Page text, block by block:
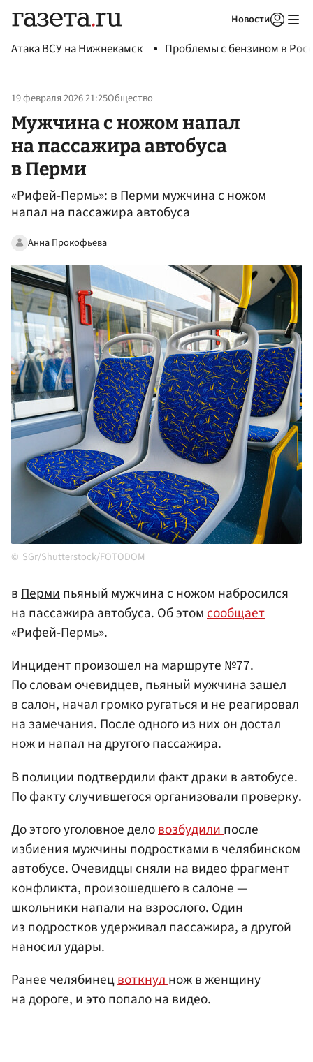
Новости
Атака ВСУ на Нижнекамск Проблемы с бензином в
19 февраля 2026 21:25Общество
Мужчина с ножом напал
на пассажира автобуса
в Перми
«Рифей-Пермь»: в Перми мужчина с ножом
напал на пассажира автобуса
Анна Прокофьева
SGr/Shutterstock/FOTODOM
вПермипьяный мужчина с ножом набросился
на пассажира автобуса. Об этомсообщает
«Рифей-Пермь».
Инцидент произошел на маршруте №77.
По словам очевидцев, пьяный мужчина зашел
в салон, начал громко ругаться и не реагировал
на замечания. После одного из них он достал
нож и напал на другого пассажира.
В полиции подтвердили факт драки в автобусе.
По факту случившегося организовали проверку.
До этого уголовное деловозбудилипосле
избиения мужчины подростками в челябинском
автобусе. Очевидцы сняли на видео фрагмент
конфликта, произошедшего в салоне —
школьники напали на взрослого. Один
из подростков удерживал пассажира, а другой
наносил удары.
Ранее челябинецвоткнулнож в женщину
на дороге, и это попало на видео.